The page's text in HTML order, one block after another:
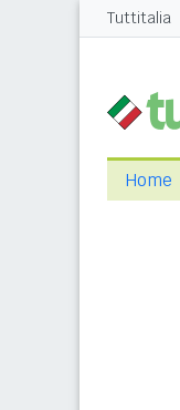
Tuttitalia
Home